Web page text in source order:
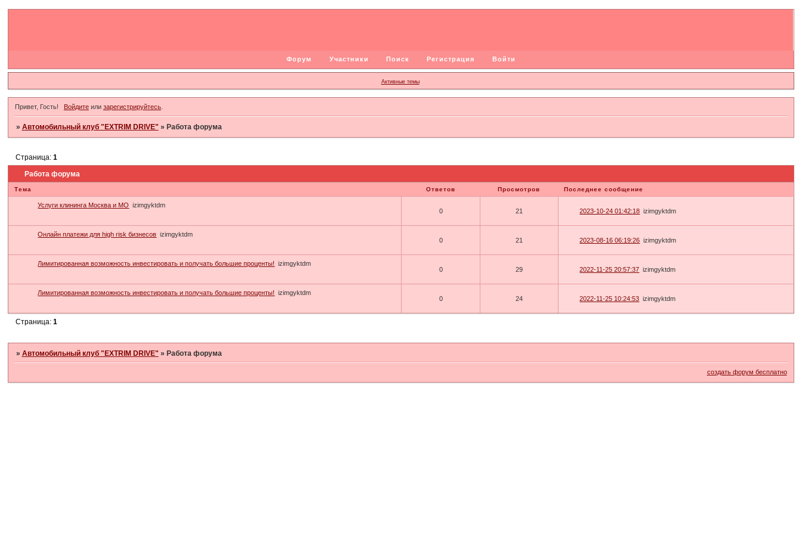
Форум Участники Поиск Регистрация Войти
Активные темы
Привет, Гость! Войдитеили зарегистрируйтесь.
» Автомобильный клуб "EXTRIM DRIVE" » Работа форума
Работа форума
Страница: 1
Тема Ответов Просмотров Последнее сообщение
Услуги клининга Москва и МО
izimgyktdm
0
21 2023-10-24 01:42:18 izimgyktdm
Онлайн платежи для high risk бизнесов izimgyktdm
0
21 2023-08-16 06:19:26 izimgyktdm
Лимитированная возможность инвестировать и получать большие проценты!
izimgyktdm
0
29 2022-11-25 20:57:37 izimgyktdm
Лимитированная возможность инвестировать и получать большие проценты!
izimgyktdm
0
24 2022-11-25 10:24:53 izimgyktdm
Страница: 1
» Автомобильный клуб "EXTRIM DRIVE" » Работа форума
создать форум бесплатно